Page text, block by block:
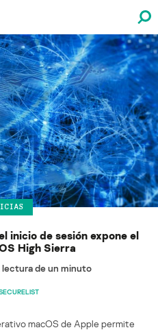
inicio de sesión expone el
High Sierra
lectura de un minuto
macOS de Apple permite